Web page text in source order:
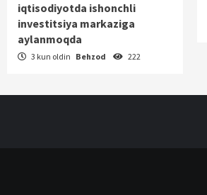
iqtisodiyotda ishonchli
investitsiya markaziga
aylanmoqda
3 kun oldin Behzod 222